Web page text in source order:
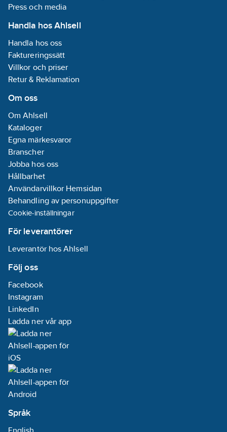
Press och media
Handla hos Ahlsell
Handla hos oss
Faktureringssätt
Villkor och priser
Retur & Reklamation
Om oss
Om Ahlsell
Kataloger
Egna märkesvaror
Branscher
Jobba hos oss
Hållbarhet
Användarvillkor Hemsidan
Behandling av personuppgifter
Cookie-inställningar
För leverantörer
Leverantör hos Ahlsell
Följ oss
Facebook
Instagram
LinkedIn
Ladda ner vår app
Språk